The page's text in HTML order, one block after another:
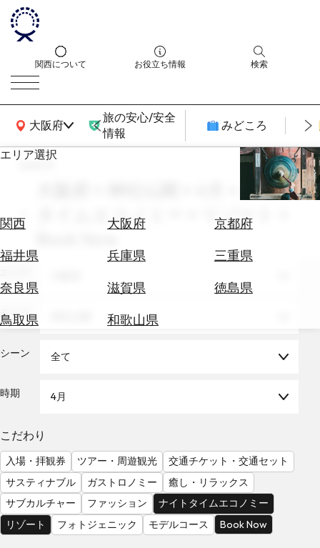
関西について お役立ち情報 検索
大阪府
関西広域MAP
旅の安心/安全
情報
みどころ
エリア選択
関西 大阪府
京都府
福井県
兵庫県
三重県
奈良県
滋賀県
徳島県
鳥取県
和歌山県
エ
券
テ
を
を
見
る
search
大阪府 × 神社仏閣 × 4月 × ナイト
タイムエコノミー × リゾート ×
テーマ
シーン 全て
時期 4月
こだわり
入場・拝観券 ツアー・周遊観光
交通チケット・交通セット
サスティナブル
ガストロノミー
癒し・リラックス
サブカルチャー
ファッション
ナイトタイムエコノミー
リゾート
フォトジェニック モデルコース Book Now